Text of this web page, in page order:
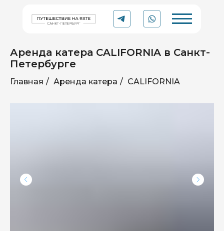
Аренда катера CALIFORNIA в Санкт-
Петербурге
Главная / Аренда катера / CALIFORNIA